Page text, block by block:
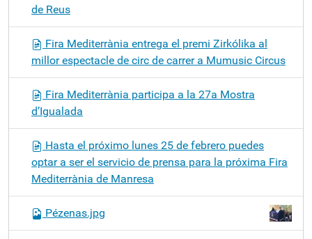
de Reus
Fira Mediterrània entrega el premi Zirkólika al
millor espectacle de circ de carrer a Mumusic Circus
Fira Mediterrània participa a la 27a Mostra
d’Igualada
Hasta el próximo lunes 25 de febrero puedes
optar a ser el servicio de prensa para la próxima Fira
Mediterrània de Manresa
Pézenas.jpg